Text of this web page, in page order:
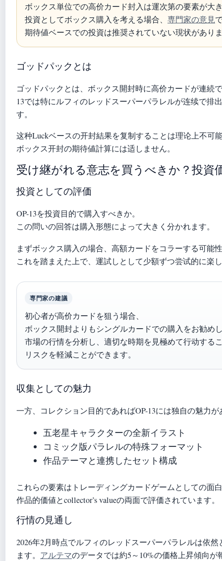
ボックス単位での高价カード封入は運次第の要素が大
投資としてボックス購入を考える場合、 専門家の意見
期待値ベースでの投資は推奨されていない現状があり
ゴッドパックとは
ゴッドパックとは、ボックス開封時に高价カードが連続
13では特にルフィのレッドスーパーパラレルが连续で排
す。
这种Luckベースの开封結果を复制することは理论上不可
ボックス开封の期待値計算には适しません。
受け継がれる意志を買うべきか？投資
投資としての評価
OP-13を投資目的で購入すべきか。
この問いの回答は購入形態によって大きく分かれます。
まずボックス購入の場合、高額カードをコラーする可能
これを踏まえた上で、運試しとして少額ずつ尝试的に楽
専門家の建議
初心者が高价カードを狙う場合、
ボックス開封よりもシングルカードでの購入をお勧め
市場の行情を分析し、適切な時期を見極めて行动する
リスクを軽減ことができます。
収集としての魅力
一方、コレクション目的であればOP-13には独自の魅力
五老星キャラクターの全新イラスト
コミック版パラレルの特殊フォーマット
作品テーマと連携したセット構成
これらの要素はトレーディングカードゲームとしての面
作品的価値とcollector’s valueの両面で評価されています。
行情の見通し
2026年2月時点でルフィのレッドスーパーパラレルは依
ます。 アルテマのデータでは約5～10%の価格上昇傾向が